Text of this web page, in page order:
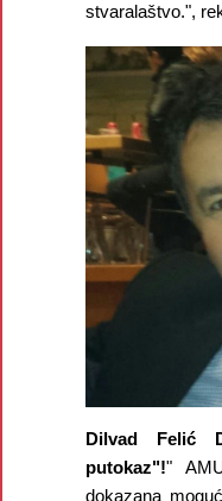
stvaralaštvo.",
Dilvad Felić
putokaz"!"
dokazana